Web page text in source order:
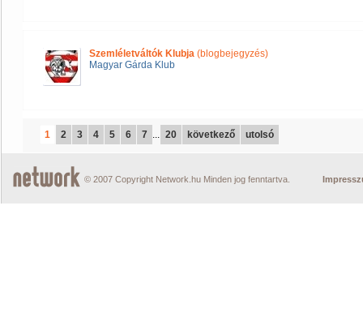
Szemléletváltók Klubja (blogbejegyzés)
Magyar Gárda Klub
1 2 3 4 5 6 7 ... 20 következő utolsó
© 2007 Copyright Network.hu Minden jog fenntartva.